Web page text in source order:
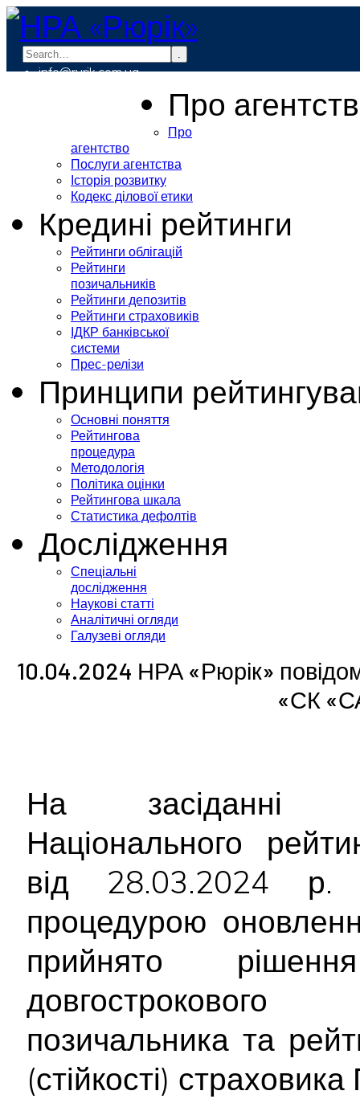
.
info@rurik.com.ua
Про
Про
агентство
Послуги агентства
Історія розвитку
Кодекс ділової етики
Кредині рейтинги
Рейтинги облігацій
Рейтинги
позичальників
Рейтинги депозитів
Рейтинги страховиків
ІДКР банківської
системи
Прес-релізи
Принципи
Основні поняття
Рейтингова
процедура
Методологія
Політика оцінки
Рейтингова шкала
Статистика дефолтів
Дослідження
Спеціальні
дослідження
Наукові статті
Аналітичні огляди
Галузеві огляди
10.04.2024 НРА «Рюрік»
«СК
На засіданні
Національного
від 28.03.2024 р.
процедурою
прийнято
позичальника та
(стійкості)